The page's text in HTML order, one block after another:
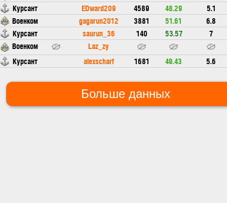
Курсант
EDward209 4589 48.29
5.1
Военком
gagarun2012 3881 51.61
6.8
Курсант
saurun_36 140 53.57
7
Военком
Laz_zy
Курсант
alexscharf 1681 49.43 5.6
Больше данных